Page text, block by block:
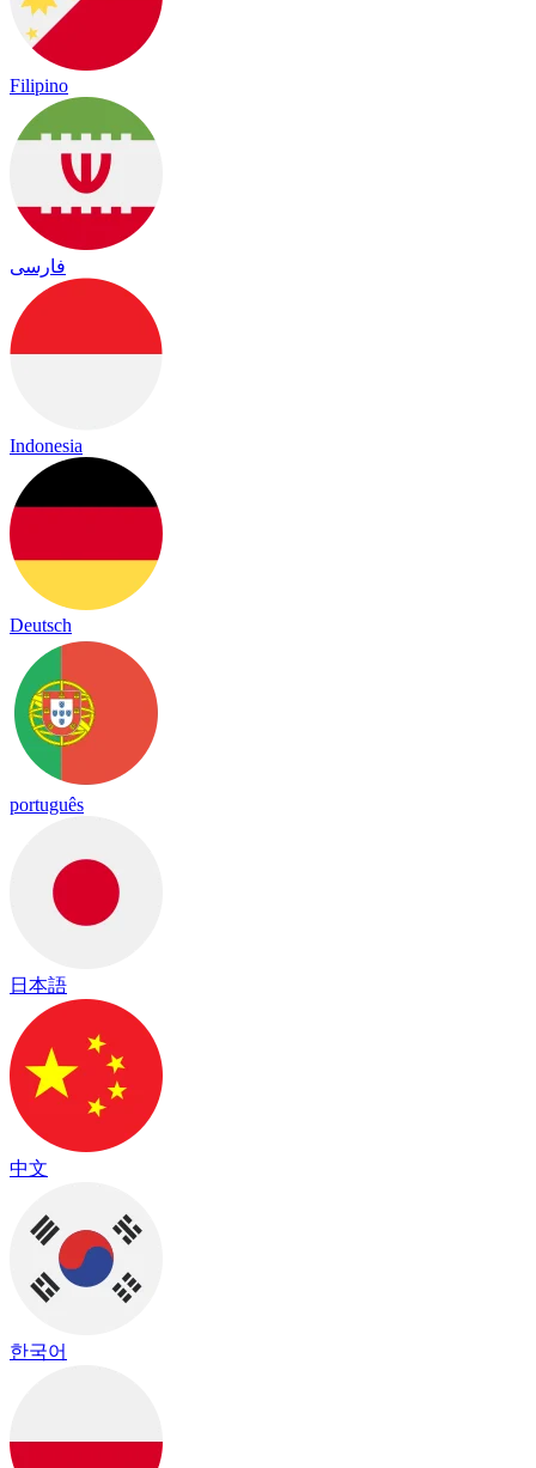
Filipino
فارسی
Indonesia
Deutsch
português
日本語
中文
한국어